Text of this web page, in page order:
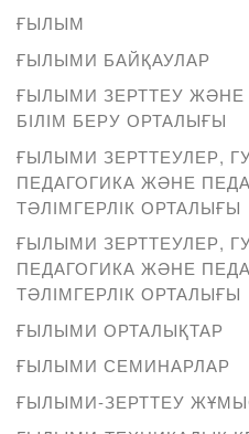
ҒЫЛЫМ
ҒЫЛЫМИ БАЙҚАУЛАР
ҒЫЛЫМИ ЗЕРТТЕУ ЖӘНЕ
БІЛІМ БЕРУ ОРТАЛЫҒЫ
ҒЫЛЫМИ ЗЕРТТЕУЛЕР,
ПЕДАГОГИКА ЖӘНЕ
ТӘЛІМГЕРЛІК ОРТАЛЫҒЫ
ҒЫЛЫМИ ЗЕРТТЕУЛЕР,
ПЕДАГОГИКА ЖӘНЕ
ТӘЛІМГЕРЛІК ОРТАЛЫҒЫ
ҒЫЛЫМИ ОРТАЛЫҚТАР
ҒЫЛЫМИ СЕМИНАРЛАР
ҒЫЛЫМИ-ЗЕРТТЕУ